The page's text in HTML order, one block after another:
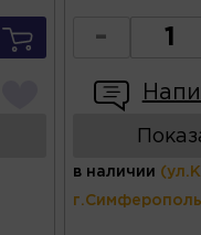
-
в наличии